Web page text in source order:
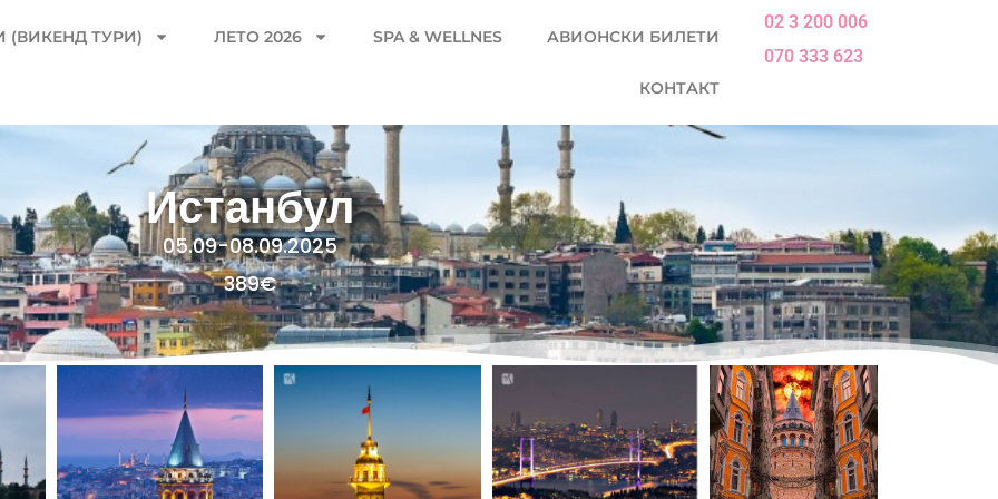
(ВИКЕНД ТУРИ) ЛЕТО 2026 SPA & WELLNES АВИОНСКИ БИЛЕТИ
КОНТАКТ
02 3 200 006
070 333 623
Истанбул
05.09-08.09.2025
389€